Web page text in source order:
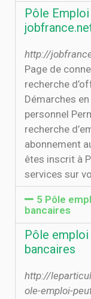
Pôle
http://
Page de
recherche
Démarches
personnel
recherche
abonnement
êtes inscrit à
services sur
5 Pôle
bancaires
Pôle
bancaires
http://
ole-emploi-